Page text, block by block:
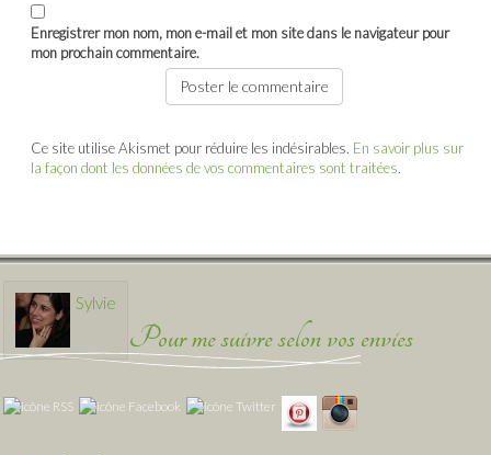
Enregistrer mon nom, mon e-mail et mon site dans le navigateur pour
mon prochain commentaire.
Ce site utilise Akismet pour réduire les indésirables. En savoir plus sur
la façon dont les données de vos commentaires sont traitées.
Sylvie
Pour me suivre selon vos envies